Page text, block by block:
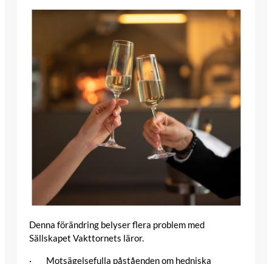
Denna förändring belyser flera problem med
Sällskapet Vakttornets läror.
· Motsägelsefulla påståenden om hedniska